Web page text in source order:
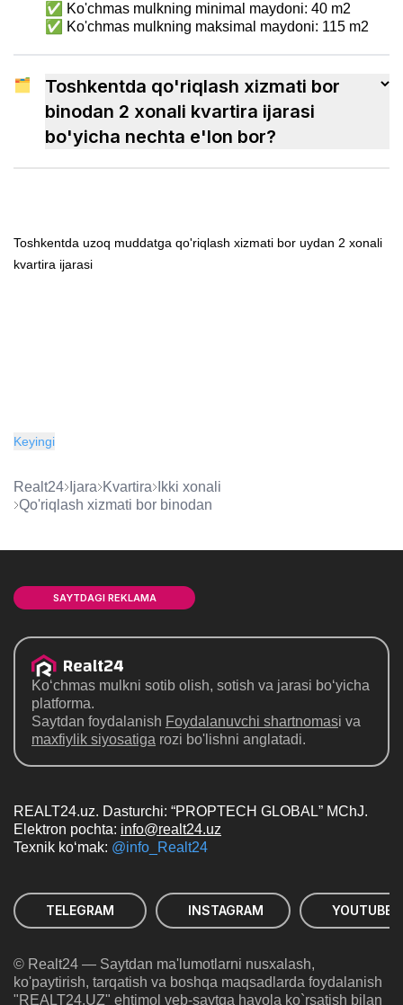
✅ Ko'chmas mulkning minimal maydoni: 40 m2
✅ Ko'chmas mulkning maksimal maydoni: 115 m2
🗂
Toshkentda qo'riqlash xizmati bor
binodan 2 xonali kvartira ijarasi
bo'yicha nechta e'lon bor?
Toshkentda uzoq muddatga qo'riqlash xizmati bor uydan 2 xonali
kvartira ijarasi
Keyingi
Realt24 Ijara kvartira
ikki xonali
qo'riqlash xizmati bor binodan
SAYTDAGI REKLAMA
Ko‘chmas mulkni sotib olish, sotish va jarasi bo‘yicha
platforma.
Saytdan foydalanish Foydalanuvchi shartnomasi va
maxfiylik siyosatiga rozi bo'lishni anglatadi.
REALT24.uz. Dasturchi: “PROPTECH GLOBAL” MChJ.
Elektron pochta: info@realt24.uz
Texnik ko‘mak: @info_Realt24
TELEGRAM INSTAGRAM YOUTUBE
© Realt24 — Saytdan ma'lumotlarni nusxalash,
ko'paytirish, tarqatish va boshqa maqsadlarda foydalanish
"REALT24.UZ" ehtimol veb-saytga havola ko`rsatish bilan